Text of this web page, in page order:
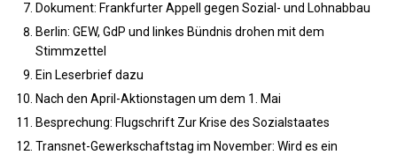
Dokument: Frankfurter Appell gegen Sozial- und Lohnabbau
Berlin: GEW, GdP und linkes Bündnis drohen mit dem
Stimmzettel
Ein Leserbrief dazu
Nach den April-Aktionstagen um dem 1. Mai
Besprechung: Flugschrift Zur Krise des Sozialstaates
Transnet-Gewerkschaftstag im November: Wird es ein